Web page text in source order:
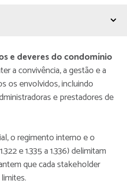
e deveres do condomínio
a convivência, a gestão e a
os envolvidos, incluindo
e prestadores de
o regimento interno e o
e 1.335 a 1.336) delimitam
que cada stakeholder